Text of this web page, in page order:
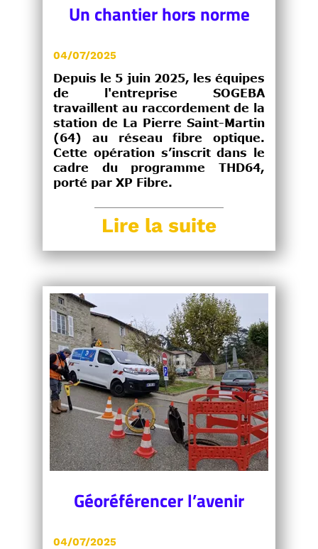
Un chantier hors norme
04/07/2025
Depuis le 5 juin 2025, les équipes
de l'entreprise SOGEBA
travaillent au raccordement de la
station de La Pierre Saint-Martin
(64) au réseau fibre optique.
Cette opération s’inscrit dans le
cadre du programme THD64,
porté par XP Fibre.
Lire la suite
Géoréférencer l’avenir
04/07/2025